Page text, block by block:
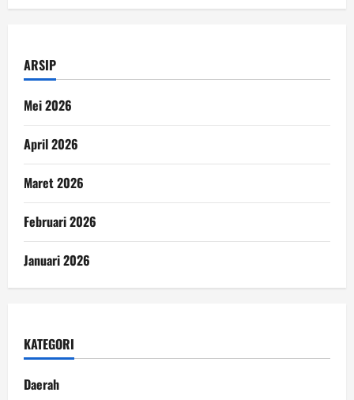
ARSIP
Mei 2026
April 2026
Maret 2026
Februari 2026
Januari 2026
KATEGORI
Daerah